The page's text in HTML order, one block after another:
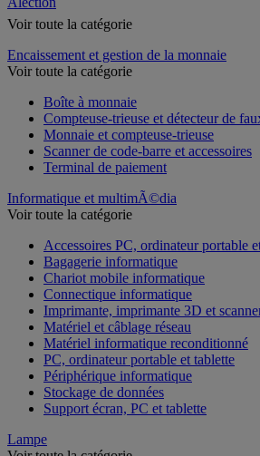
Ãlection
Encaissement et gestion de la monnaie
Boîte à monnaie
Compteuse-trieuse et détecteur de
Monnaie et compteuse-trieuse
Scanner de code-barre et accessoires
Informatique et multimÃ©dia
Accessoires PC, ordinateur portable et
Bagagerie informatique
Chariot mobile informatique
Connectique informatique
Imprimante, imprimante 3D et scanner
Matériel et câblage réseau
Matériel informatique reconditionné
PC, ordinateur portable et tablette
Périphérique informatique
Stockage de données